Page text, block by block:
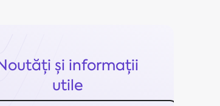
și informații
utile